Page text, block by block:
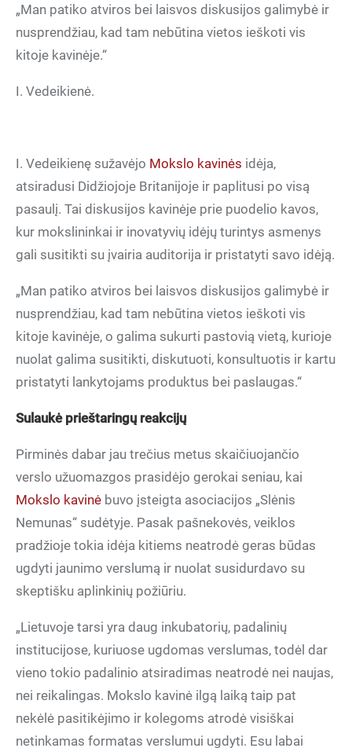
„Man patiko atviros bei laisvos diskusijos galimybė ir
nusprendžiau, kad tam nebūtina vietos ieškoti vis
kitoje kavinėje.“
I. Vedeikienė.
I. Vedeikienę sužavėjo Mokslo kavinės idėja,
atsiradusi Didžiojoje Britanijoje ir paplitusi po visą
pasaulį. Tai diskusijos kavinėje prie puodelio kavos,
kur mokslininkai ir inovatyvių idėjų turintys asmenys
gali susitikti su įvairia auditorija ir pristatyti savo idėją.
„Man patiko atviros bei laisvos diskusijos galimybė ir
nusprendžiau, kad tam nebūtina vietos ieškoti vis
kitoje kavinėje, o galima sukurti pastovią vietą, kurioje
nuolat galima susitikti, diskutuoti, konsultuotis ir kartu
pristatyti lankytojams produktus bei paslaugas.“
Sulaukė prieštaringų reakcijų
Pirminės dabar jau trečius metus skaičiuojančio
verslo užuomazgos prasidėjo gerokai seniau, kai
Mokslo kavinė buvo įsteigta asociacijos „Slėnis
Nemunas“ sudėtyje. Pasak pašnekovės, veiklos
pradžioje tokia idėja kitiems neatrodė geras būdas
ugdyti jaunimo verslumą ir nuolat susidurdavo su
skeptišku aplinkinių požiūriu.
„Lietuvoje tarsi yra daug inkubatorių, padalinių
institucijose, kuriuose ugdomas verslumas, todėl dar
vieno tokio padalinio atsiradimas neatrodė nei naujas,
nei reikalingas. Mokslo kavinė ilgą laiką taip pat
nekėlė pasitikėjimo ir kolegoms atrodė visiškai
netinkamas formatas verslumui ugdyti. Esu labai